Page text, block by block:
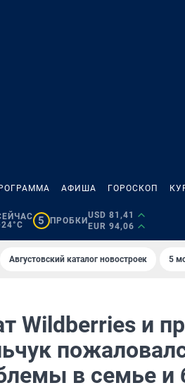
АФИША ГОРОСКОП
5 ПРОБКИ
USD 81,41
EUR 94,06
Августовский каталог новостроек 5
Wildberries и
в семье и